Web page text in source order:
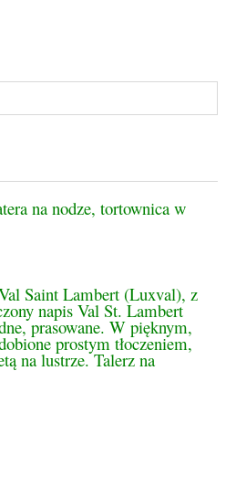
kosztów płatności
na nodze, tortownica w
Saint Lambert (Luxval), z
napis Val St. Lambert
prasowane. W pięknym,
prostym tłoczeniem,
na lustrze. Talerz na